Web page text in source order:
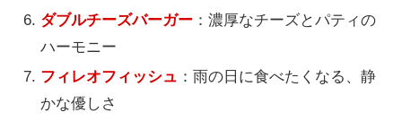
ダブルチーズバーガー ：濃厚なチーズとパティの
ハーモニー
フィレオフィッシュ ：雨の日に食べたくなる、静
かな優しさ